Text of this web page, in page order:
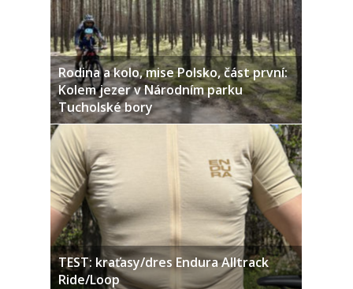
Rodina a kolo, mise Polsko, část první:
Kolem jezer v Národním parku
Tucholské bory
TEST: kraťasy/dres Endura Alltrack
Ride/Loop